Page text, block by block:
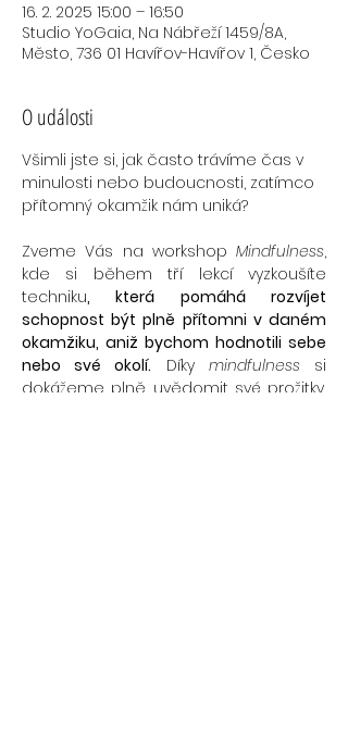
16. 2. 2025 15:00 – 16:50
Studio YoGaia, Na Nábřeží 1459/8A,
Město, 736 01 Havířov-Havířov 1, Česko
O události
Všimli jste si, jak často trávíme čas v
minulosti nebo budoucnosti, zatímco
přítomný okamžik nám uniká?
Zveme Vás na workshop Mindfulness,
kde si během tří lekcí vyzkoušíte
techniku, která pomáhá rozvíjet
schopnost být plně přítomni v daném
okamžiku, aniž bychom hodnotili sebe
nebo své okolí. Díky mindfulness si
dokážeme plně uvědomit své prožitky,